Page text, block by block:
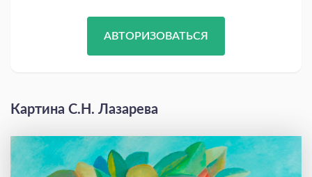
АВТОРИЗОВАТЬСЯ
Картина С.Н. Лазарева